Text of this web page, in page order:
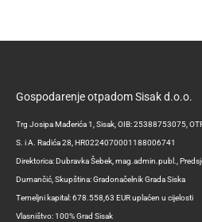
Gospodarenje otpadom Sisak d.o.o.
Trg Josipa Mađerića 1, Sisak, OIB: 25388753075,
S. i A. Radića 28, HR0224070001188006741
Direktorica: Dubravka Šebek, mag.admin.publ.,
Dumančić, Skupština: Gradonačelnik Grada Siska
Temeljni kapital: 678.558,63 EUR uplaćen u cijelosti
Vlasništvo: 100% Grad Sisak